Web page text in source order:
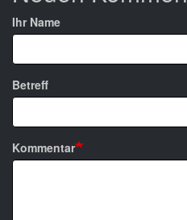
Ihr Name
Betreff
Kommentar